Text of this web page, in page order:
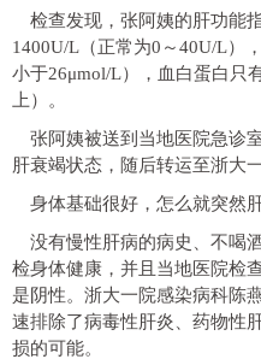
检查发现，张阿姨的肝功能
1400U/L（正常为0～40U/L）
小于26μmol/L），血白蛋白只
上）。
张阿姨被送到当地医院急诊
肝衰竭状态，随后转运至浙大
身体基础很好，怎么就突然
没有慢性肝病的病史、不喝
检身体健康，并且当地医院检
是阴性。浙大一院感染病科陈
速排除了病毒性肝炎、药物性
损的可能。